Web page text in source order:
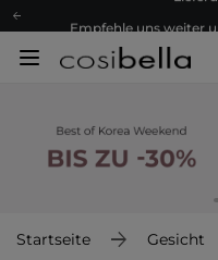
Versand nach
Empfehle uns weiter
Startseite Gesicht